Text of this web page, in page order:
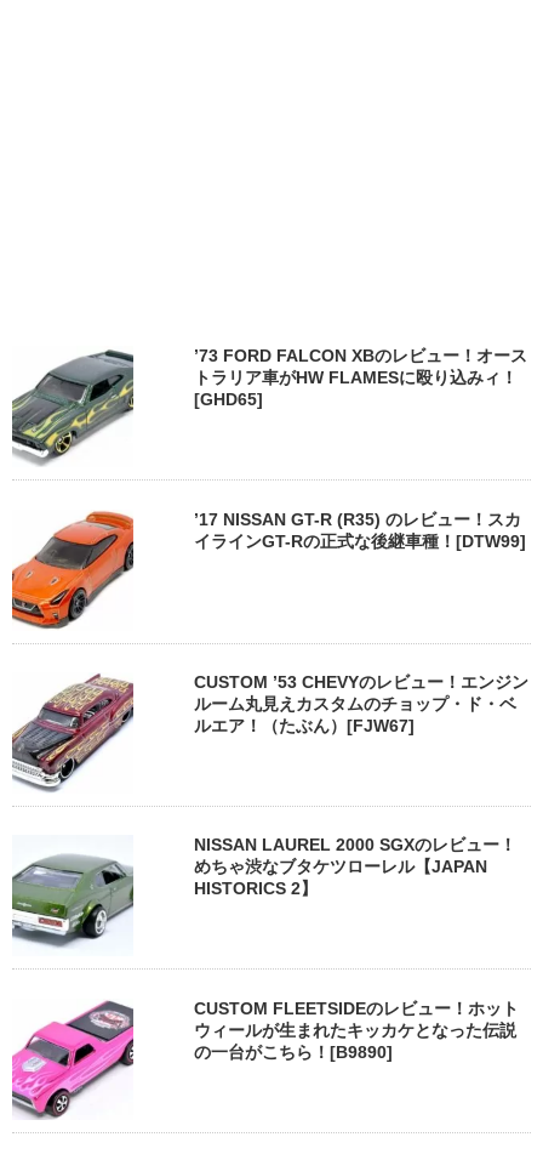
’73 FORD FALCON XBのレビュー！オース
トラリア車がHW FLAMESに殴り込みィ！
[GHD65]
’17 NISSAN GT-R (R35) のレビュー！スカ
イラインGT-Rの正式な後継車種！[DTW99]
CUSTOM ’53 CHEVYのレビュー！エンジン
ルーム丸見えカスタムのチョップ・ド・ベ
ルエア！（たぶん）[FJW67]
NISSAN LAUREL 2000 SGXのレビュー！
めちゃ渋なブタケツローレル【JAPAN
HISTORICS 2】
CUSTOM FLEETSIDEのレビュー！ホット
ウィールが生まれたキッカケとなった伝説
の一台がこちら！[B9890]